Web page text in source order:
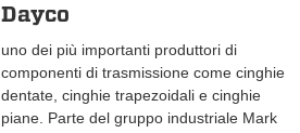
Dayco
uno dei più importanti produttori di
componenti di trasmissione come cinghie
dentate, cinghie trapezoidali e cinghie
piane. Parte del gruppo industriale Mark